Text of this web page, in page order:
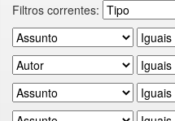
Filtros correntes: